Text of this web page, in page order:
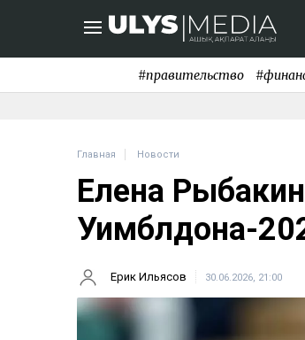
#правительство
Главная Новости
Елена
Уимблдона-
Ерик Ильясов 30.06.2026, 21:00